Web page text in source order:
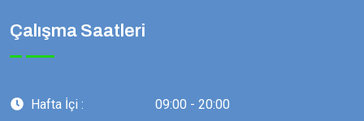
Çalışma Saatleri
Hafta İçi : 09:00 - 20:00